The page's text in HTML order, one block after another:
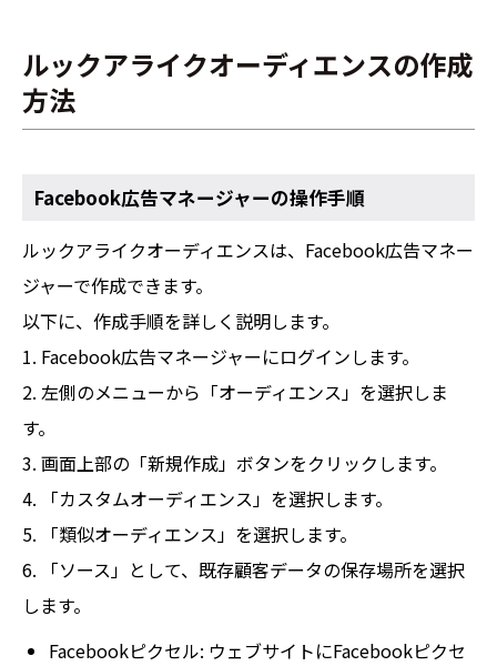
ルックアライクオーディエンスの作成
方法
Facebook広告マネージャーの操作手順
ルックアライクオーディエンスは、Facebook広告マネー
ジャーで作成できます。
以下に、作成手順を詳しく説明します。
1. Facebook広告マネージャーにログインします。
2. 左側のメニューから「オーディエンス」を選択しま
す。
3. 画面上部の「新規作成」ボタンをクリックします。
4. 「カスタムオーディエンス」を選択します。
5. 「類似オーディエンス」を選択します。
6. 「ソース」として、既存顧客データの保存場所を選択
します。
Facebookピクセル: ウェブサイトにFacebookピクセ